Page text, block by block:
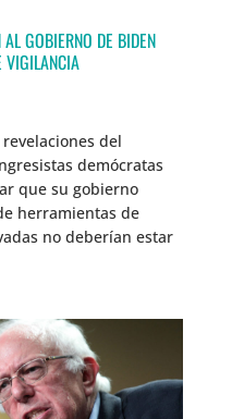
GOBIERNO DE BIDEN
VIGILANCIA
del
demócratas
que su gobierno
herramientas de
no deberían estar